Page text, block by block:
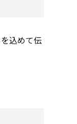
込めて伝